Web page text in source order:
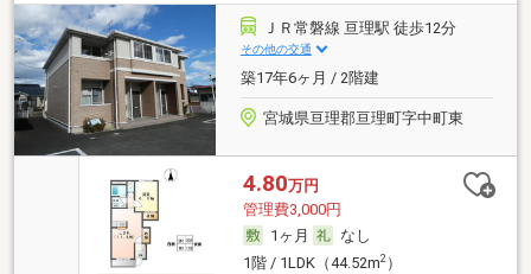
ＪＲ常磐線 亘理駅 徒歩12分
その他の交通
築17年6ヶ月 / 2階建
宮城県亘理郡亘理町字中町東
4.80万円
管理費3,000円
1ヶ月
なし
1階 / 1LDK（44.52m2）